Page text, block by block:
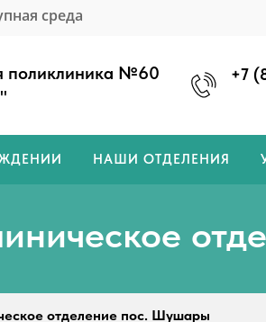
среда
поликлиника №60
"
+7
НАШИ ОТДЕЛЕНИЯ
отделение пос. Шушары